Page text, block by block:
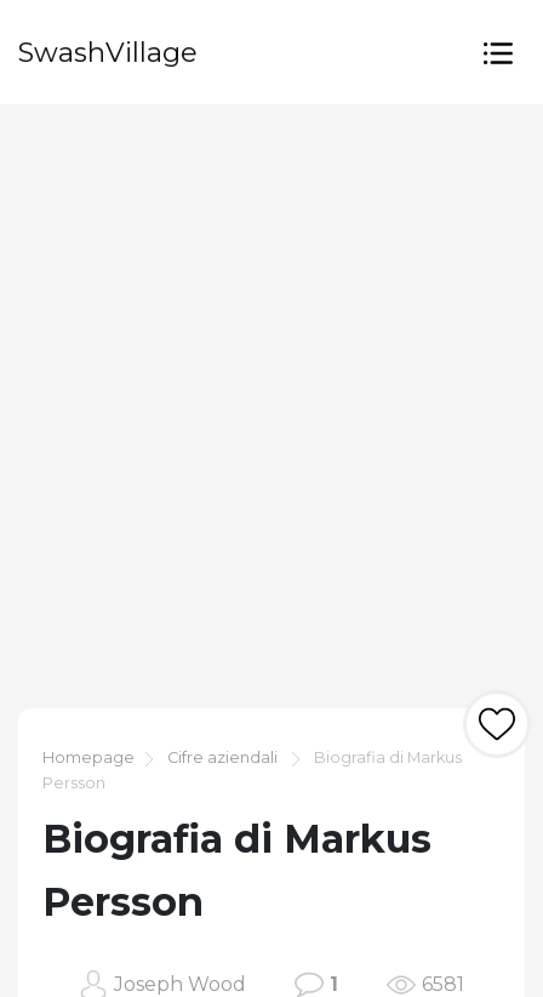
SwashVillage
Homepage Cifre aziendali
Biografia di Markus
Persson
Biografia di Markus
Persson
Joseph Wood 1 6581